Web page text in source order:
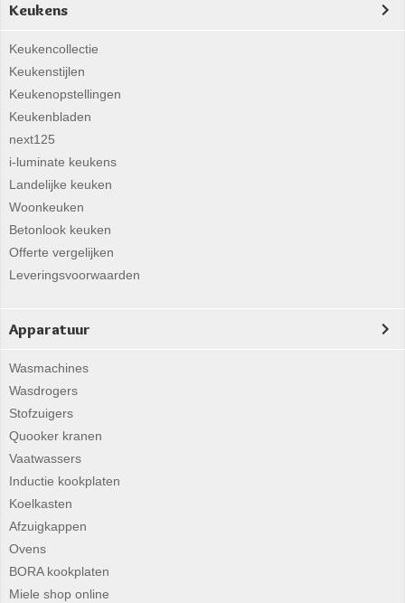
Keukens
Keukencollectie
Keukenstijlen
Keukenopstellingen
Keukenbladen
next125
i-luminate keukens
Landelijke keuken
Woonkeuken
Betonlook keuken
Offerte vergelijken
Leveringsvoorwaarden
Apparatuur
Wasmachines
Wasdrogers
Stofzuigers
Quooker kranen
Vaatwassers
Inductie kookplaten
Koelkasten
Afzuigkappen
Ovens
BORA kookplaten
Miele shop online